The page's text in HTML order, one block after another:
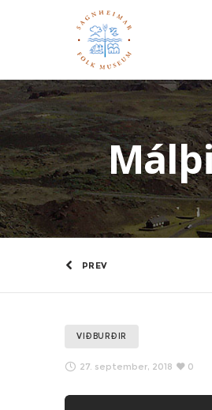
PREV
VIÐBURÐIR
27. september, 2018 0